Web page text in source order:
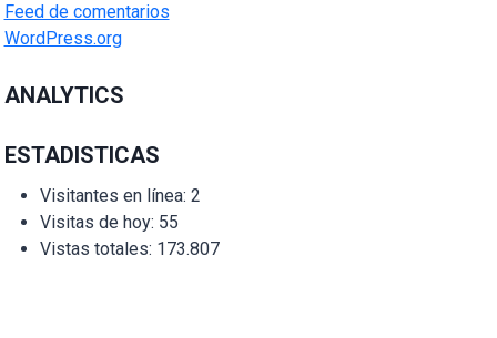
Feed de comentarios
WordPress.org
ANALYTICS
ESTADISTICAS
Visitantes en línea: 2
Visitas de hoy: 55
Vistas totales: 173.807